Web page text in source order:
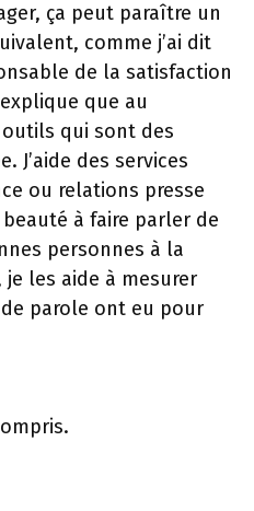
ça peut paraître un
comme j’ai dit
de la satisfaction
que au
qui sont des
J’aide des services
ou relations presse
à faire parler de
personnes à la
les aide à mesurer
parole ont eu pour